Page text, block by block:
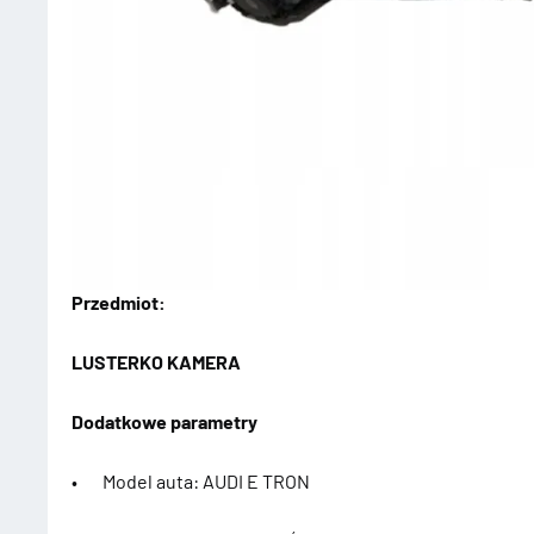
Przedmiot:
LUSTERKO KAMERA
Dodatkowe parametry
• Model auta: AUDI E TRON